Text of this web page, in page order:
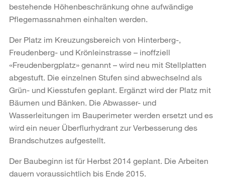
bestehende Höhenbeschränkung ohne aufwändige
Pflegemassnahmen einhalten werden.
Der Platz im Kreuzungsbereich von Hinterberg-,
Freudenberg- und Krönleinstrasse – inoffziell
«Freudenbergplatz» genannt – wird neu mit Stellplatten
abgestuft. Die einzelnen Stufen sind abwechselnd als
Grün- und Kiesstufen geplant. Ergänzt wird der Platz mit
Bäumen und Bänken. Die Abwasser- und
Wasserleitungen im Bauperimeter werden ersetzt und es
wird ein neuer Überflurhydrant zur Verbesserung des
Brandschutzes aufgestellt.
Der Baubeginn ist für Herbst 2014 geplant. Die Arbeiten
dauern voraussichtlich bis Ende 2015.